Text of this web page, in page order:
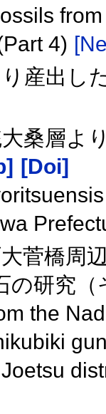
4)
産出し
桑層よ
[Doi]
菅橋周
の研究
the